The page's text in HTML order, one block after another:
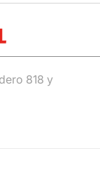
818 y